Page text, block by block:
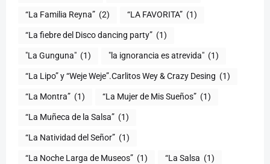
“La Familia Reyna” (2) “LA FAVORITA” (1)
“La fiebre del Disco dancing party” (1)
(1) "la ignorancia es atrevida" (1)
“La Lipo” y “Weje Weje”.Carlitos Wey & Crazy Desing (1)
“La Montra” (1) “La Mujer de Mis Sueños” (1)
“La Muñeca de la Salsa” (1)
“La Natividad del Señor” (1)
“La Noche Larga de Museos” (1) “La Salsa (1)